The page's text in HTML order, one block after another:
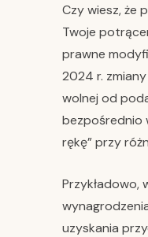
Czy wiesz, że
Twoje
prawne
2024 r.
wolnej od
bezpośrednio
rękę” przy
Przykładowo,
uzyskania